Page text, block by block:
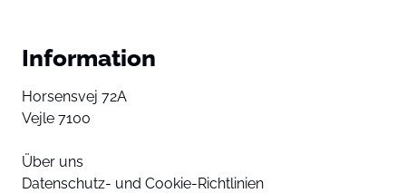
Information
Horsensvej 72A
Vejle 7100
Über uns
Datenschutz- und Cookie-Richtlinien